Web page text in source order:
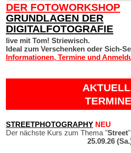
DER FOTOWORKSHOP
GRUNDLAGEN DER
DIGITALFOTOGRAFIE
live mit Tom! Striewisch.
Ideal zum Verschenken oder Sich-
Informationen, Termine und
STREETPHOTOGRAPHY NEU
Der nächste Kurs zum Thema "Street
25.09.26